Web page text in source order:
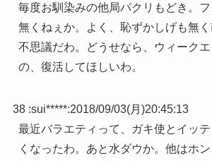
毎度お馴染みの他局パクリもどき。
無くねぇか。よく、恥ずかしげも無く
不思議だわ。どうせなら、ウィーク
の、復活してほしいわ。
38 :sui*****:2018/09/03(月)20:45:13
最近バラエティって、ガキ使とイッ
くなったわ。あと水ダウか。他はホン